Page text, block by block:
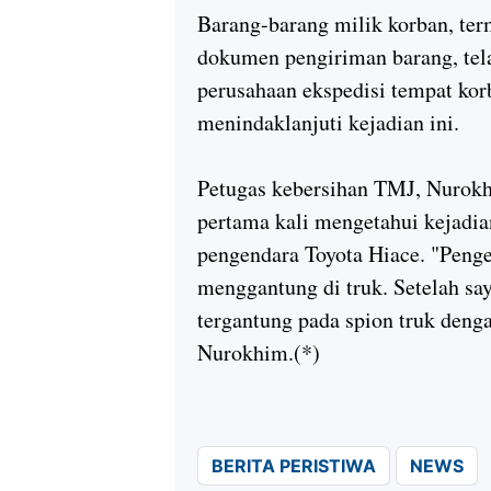
Barang-barang milik korban,
dokumen pengiriman barang,
perusahaan ekspedisi tempat
menindaklanjuti kejadian ini.
Petugas kebersihan TMJ,
pertama kali mengetahui
pengendara Toyota Hiace.
menggantung di truk. Setelah
tergantung pada spion truk
Nurokhim.(*)
BERITA PERISTIWA NEWS